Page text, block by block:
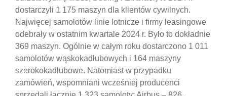
dostarczyli 1 175 maszyn dla klientów cywilnych.
Najwięcej samolotów linie lotnicze i firmy leasingowe
odebrały w ostatnim kwartale 2024 r. Było to dokładnie
369 maszyn. Ogólnie w całym roku dostarczono 1 011
samolotów wąskokadłubowych i 164 maszyny
szerokokadłubowe. Natomiast w przypadku
zamówień, wspomniani wcześniej producenci